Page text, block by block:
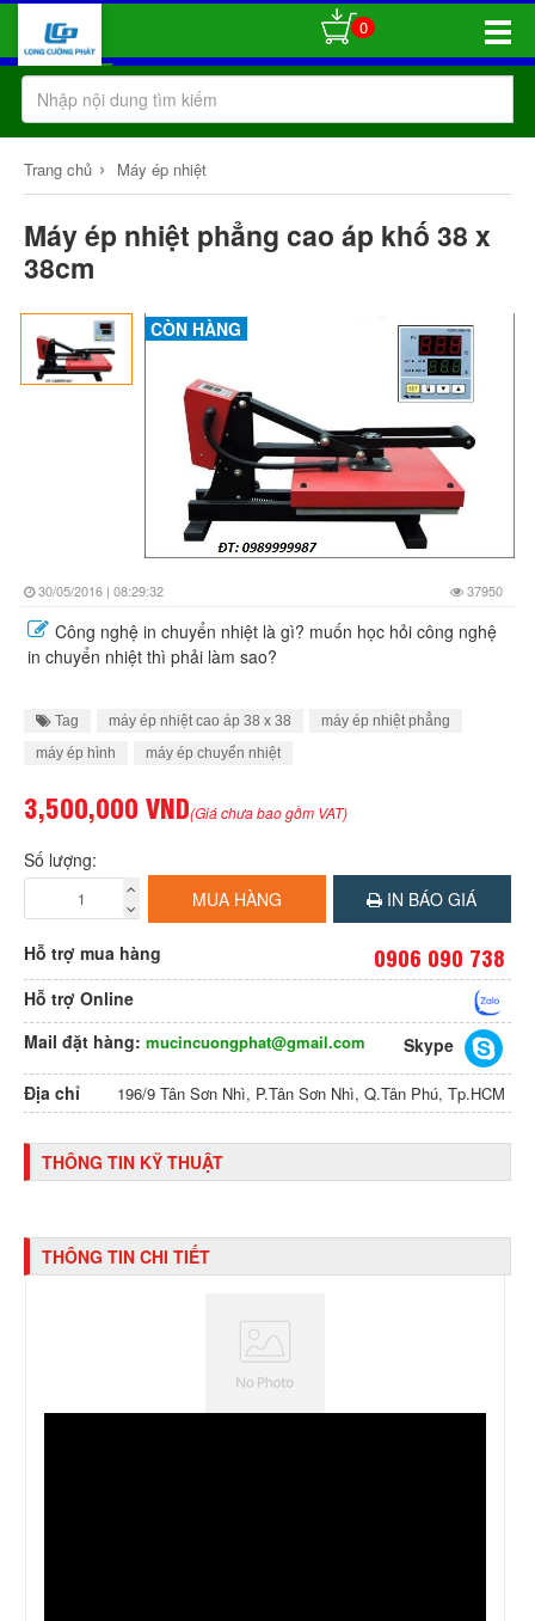
Toggle
0
Trang chủ › Máy ép nhiệt
Máy ép nhiệt phẳng cao áp khố 38 x
38cm
CÒN HÀNG
30/05/2016 | 08:29:32 37950
Công nghệ in chuyển nhiệt là gì? muốn học hỏi công nghệ
in chuyển nhiệt thì phải làm sao?
Tag máy ép nhiệt cao áp 38 x 38
máy ép nhiệt phẳng
máy ép hình
máy ép chuyển nhiệt
3,500,000 VND(Giá chưa bao gồm VAT)
Số lượng:
MUA HÀNG
IN BÁO GIÁ
Hỗ trợ mua hàng 0906 090 738
Hỗ trợ Online
Mail đặt hàng: mucincuongphat@gmail.com
Skype
Địa chỉ
196/9 Tân Sơn Nhì, P.Tân Sơn Nhì, Q.Tân Phú, Tp.HCM
THÔNG TIN KỸ THUẬT
THÔNG TIN CHI TIẾT